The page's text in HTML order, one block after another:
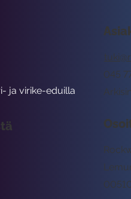
045
ja virike-eduilla